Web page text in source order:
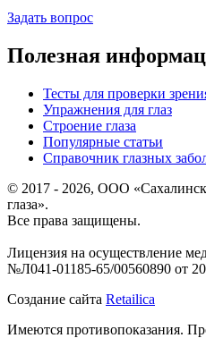
Задать вопрос
Полезная
Тесты для проверки
Упражнения для глаз
Строение глаза
Популярные статьи
Справочник глазных
© 2017 - 2026, ООО
глаза».
Все права защищены.
Лицензия на осуществление
№Л041-01185-65/00560890 от
Создание сайта Retailica
Имеются противопоказания.